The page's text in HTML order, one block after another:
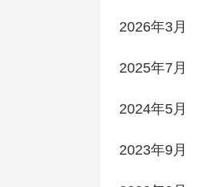
2026年3月
2025年7月
2024年5月
2023年9月